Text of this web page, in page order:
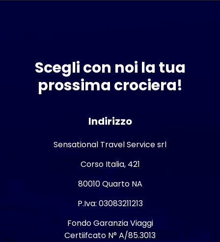
Scegli con noi la tua
prossima crociera!
Indirizzo
Sensational Travel Service srl
Corso Italia, 421
80010 Quarto NA
P.Iva: 03083211213
Fondo Garanzia Viaggi
Certiifcato N° A/85.3013